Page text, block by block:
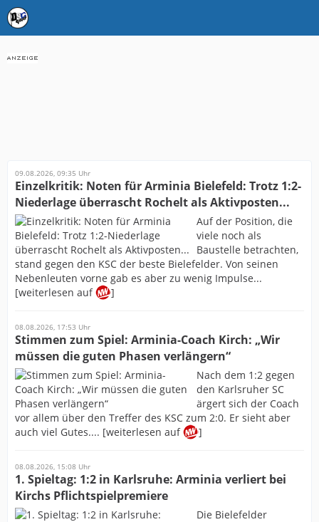
09.08.2026, 09:35 Uhr
Einzelkritik: Noten für Arminia Bielefeld: Trotz 1:2-
Niederlage überrascht Rochelt als Aktivposten...
Auf der Position, die
viele noch als
Baustelle betrachten,
stand gegen den KSC der beste Bielefelder. Von seinen
Nebenleuten vorne gab es aber zu wenig Impulse...
[weiterlesen auf
]
08.08.2026, 17:53 Uhr
Stimmen zum Spiel: Arminia-Coach Kirch: „Wir
müssen die guten Phasen verlängern“
Nach dem 1:2 gegen
den Karlsruher SC
ärgert sich der Coach
vor allem über den Treffer des KSC zum 2:0. Er sieht aber
auch viel Gutes.... [weiterlesen auf
]
08.08.2026, 15:08 Uhr
1. Spieltag: 1:2 in Karlsruhe: Arminia verliert bei
Kirchs Pflichtspielpremiere
Die Bielefelder